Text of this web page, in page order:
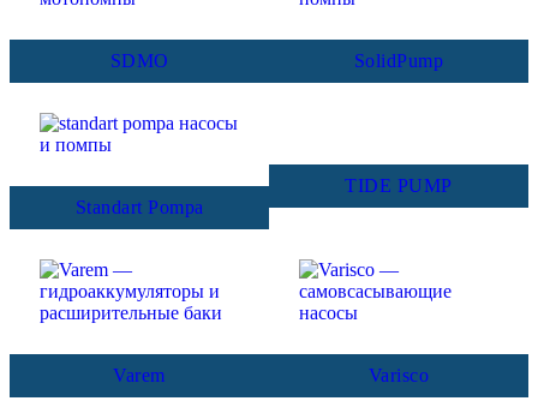
SDMO SolidPump
Standart Pompa
TIDE PUMP
Varem Varisco